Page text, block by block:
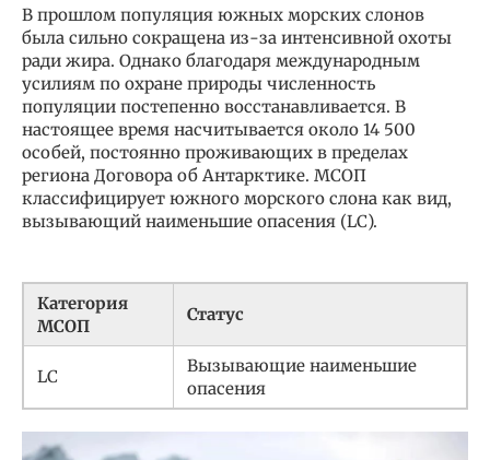
В прошлом популяция южных морских слонов
была сильно сокращена из-за интенсивной охоты
ради жира. Однако благодаря международным
усилиям по охране природы численность
популяции постепенно восстанавливается. В
настоящее время насчитывается около 14 500
особей, постоянно проживающих в пределах
региона Договора об Антарктике. МСОП
классифицирует южного морского слона как вид,
вызывающий наименьшие опасения (LC).
Категория
МСОП
Статус
LC
Вызывающие наименьшие
опасения